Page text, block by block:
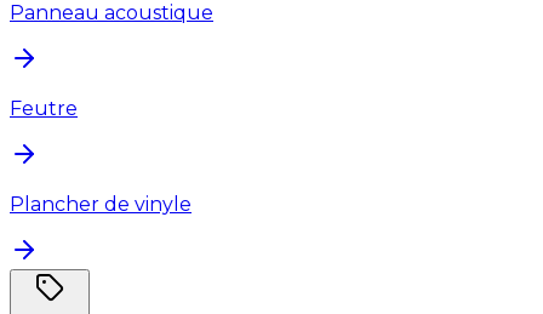
Panneau acoustique
Feutre
Plancher de vinyle